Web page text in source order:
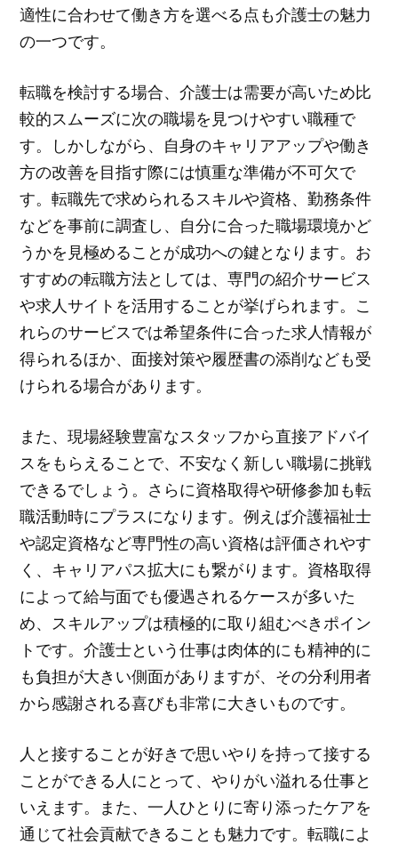
適性に合わせて働き方を選べる点も介護士の魅力
の一つです。
転職を検討する場合、介護士は需要が高いため比
較的スムーズに次の職場を見つけやすい職種で
す。しかしながら、自身のキャリアアップや働き
方の改善を目指す際には慎重な準備が不可欠で
す。転職先で求められるスキルや資格、勤務条件
などを事前に調査し、自分に合った職場環境かど
うかを見極めることが成功への鍵となります。お
すすめの転職方法としては、専門の紹介サービス
や求人サイトを活用することが挙げられます。こ
れらのサービスでは希望条件に合った求人情報が
得られるほか、面接対策や履歴書の添削なども受
けられる場合があります。
また、現場経験豊富なスタッフから直接アドバイ
スをもらえることで、不安なく新しい職場に挑戦
できるでしょう。さらに資格取得や研修参加も転
職活動時にプラスになります。例えば介護福祉士
や認定資格など専門性の高い資格は評価されやす
く、キャリアパス拡大にも繋がります。資格取得
によって給与面でも優遇されるケースが多いた
め、スキルアップは積極的に取り組むべきポイン
トです。介護士という仕事は肉体的にも精神的に
も負担が大きい側面がありますが、その分利用者
から感謝される喜びも非常に大きいものです。
人と接することが好きで思いやりを持って接する
ことができる人にとって、やりがい溢れる仕事と
いえます。また、一人ひとりに寄り添ったケアを
通じて社会貢献できることも魅力です。転職によ